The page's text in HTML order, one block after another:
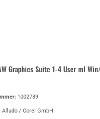
Graphics Suite 1-4 User ml
1002789
Alludo / Corel GmbH